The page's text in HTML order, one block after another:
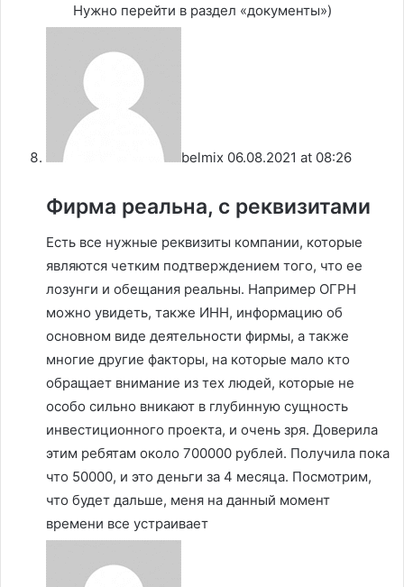
Нужно перейти в раздел «документы»)
belmix 06.08.2021 at 08:26
Фирма реальна, с реквизитами
Есть все нужные реквизиты компании, которые
являются четким подтверждением того, что ее
лозунги и обещания реальны. Например ОГРН
можно увидеть, также ИНН, информацию об
основном виде деятельности фирмы, а также
многие другие факторы, на которые мало кто
обращает внимание из тех людей, которые не
особо сильно вникают в глубинную сущность
инвестиционного проекта, и очень зря. Доверила
этим ребятам около 700000 рублей. Получила пока
что 50000, и это деньги за 4 месяца. Посмотрим,
что будет дальше, меня на данный момент
времени все устраивает